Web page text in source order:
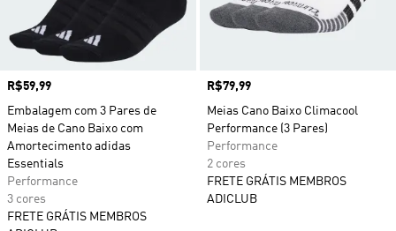
Preço
R$59,99
Embalagem com 3 Pares de
Meias de Cano Baixo com
Amortecimento adidas
Essentials
Performance
3 cores
FRETE GRÁTIS MEMBROS
Preço
R$79,99
Meias Cano Baixo Climacool
Performance (3 Pares)
Performance
2 cores
FRETE GRÁTIS MEMBROS
ADICLUB